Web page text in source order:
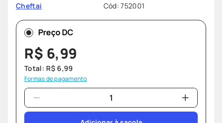
10
º teste gravidez
Cheftai Cód:752001
Preço DC
R$ 6,99
Total: R$ 6,99
Formas de pagamento